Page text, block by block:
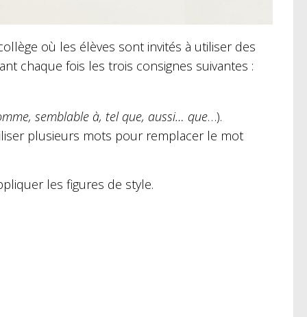
où les élèves sont invités à utiliser des
chaque fois les trois consignes suivantes :
semblable à, tel que, aussi… que…).
plusieurs mots pour remplacer le mot
les figures de style.